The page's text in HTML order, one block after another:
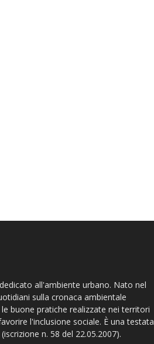
all'ambiente urbano. Nato nel
sulla cronaca ambientale
buone pratiche realizzate nei territori
l'inclusione sociale. È una testata
n. 58 del 22.05.2007).